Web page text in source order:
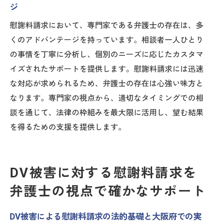
ジ
慰謝料請求において、専門家である弁護士の存在は、多
くのアドバンテージを持っています。相談者一人ひとり
の事情を丁寧に分析し、個別のニーズに応じたカスタマ
イズされたサポートを提供します。慰謝料請求には迅速
な対応が求められるため、弁護士の存在は心強い味方と
なります。専門家の視点から、適切なタイミングでの相
談を通じて、法律の枠組みを最大限に活用し、望む結果
を得るための支援を提供します。
DV被害に対する慰謝料請求を
弁護士の視点で確かなサポート
DV被害による慰謝料請求の法的基礎と大阪府での実